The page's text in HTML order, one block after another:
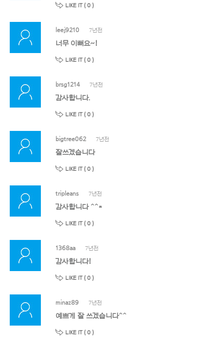
LIKE IT ( 0 )
leej9210 7년전
너무 이뻐요~!
LIKE IT ( 0 )
brsg1214 7년전
감사합니다.
LIKE IT ( 0 )
bigtree062 7년전
잘쓰겠습니다
LIKE IT ( 0 )
tripleans 7년전
감사합니다 ^^*
LIKE IT ( 0 )
1368aa 7년전
감사합니다!
LIKE IT ( 0 )
minaz89 7년전
예쁘게 잘 쓰겠습니다^^
LIKE IT ( 0 )